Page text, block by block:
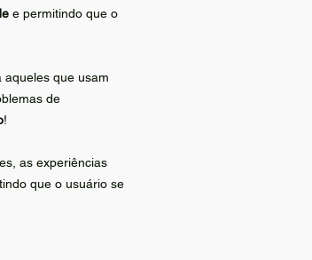
e permitindo que o
aqueles que usam
de
!
as experiências
que o usuário se